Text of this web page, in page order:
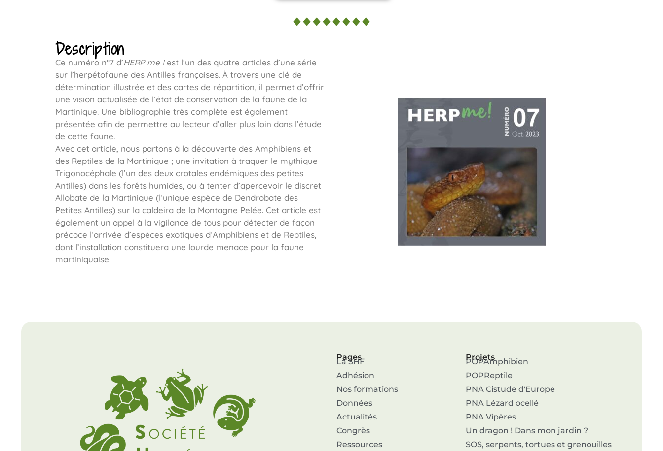
Description
Ce numéro n°7 d’HERP me !est l’un des quatre articles d’une série
sur l’herpétofaune des Antilles françaises. À travers une clé de
détermination illustrée et des cartes de répartition, il permet d’offrir
une vision actualisée de l’état de conservation de la faune de la
Martinique. Une bibliographie très complète est également
présentée afin de permettre au lecteur d’aller plus loin dans l’étude
de cette faune.
Avec cet article, nous partons à la découverte des Amphibiens et
des Reptiles de la Martinique ; une invitation à traquer le mythique
Trigonocéphale (l’un des deux crotales endémiques des petites
Antilles) dans les forêts humides, ou à tenter d’apercevoir le discret
Allobate de la Martinique (l’unique espèce de Dendrobate des
Petites Antilles) sur la caldeira de la Montagne Pelée. Cet article est
également un appel à la vigilance de tous pour détecter de façon
précoce l’arrivée d’espèces exotiques d’Amphibiens et de Reptiles,
dont l’installation constituera une lourde menace pour la faune
martiniquaise.
Pages
La SHF
Adhésion
Nos formations
Données
Actualités
Congrès
Ressources
Projets
POPAmphibien
POPReptile
PNA Cistude d'Europe
PNA Lézard ocellé
PNA Vipères
Un dragon ! Dans mon jardin ?
SOS, serpents, tortues et grenouilles